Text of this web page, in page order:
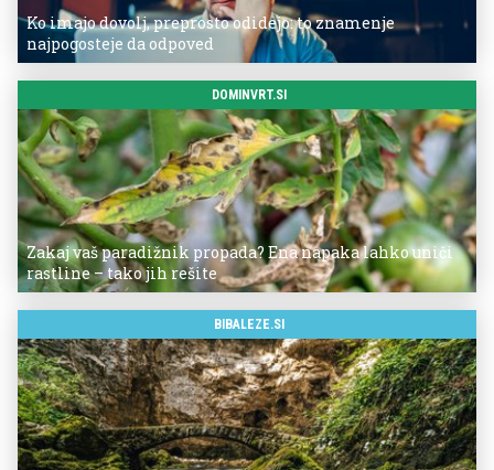
Ko imajo dovolj, preprosto odidejo: to znamenje
najpogosteje da odpoved
DOMINVRT.SI
Zakaj vaš paradižnik propada? Ena napaka lahko uniči
rastline – tako jih rešite
BIBALEZE.SI